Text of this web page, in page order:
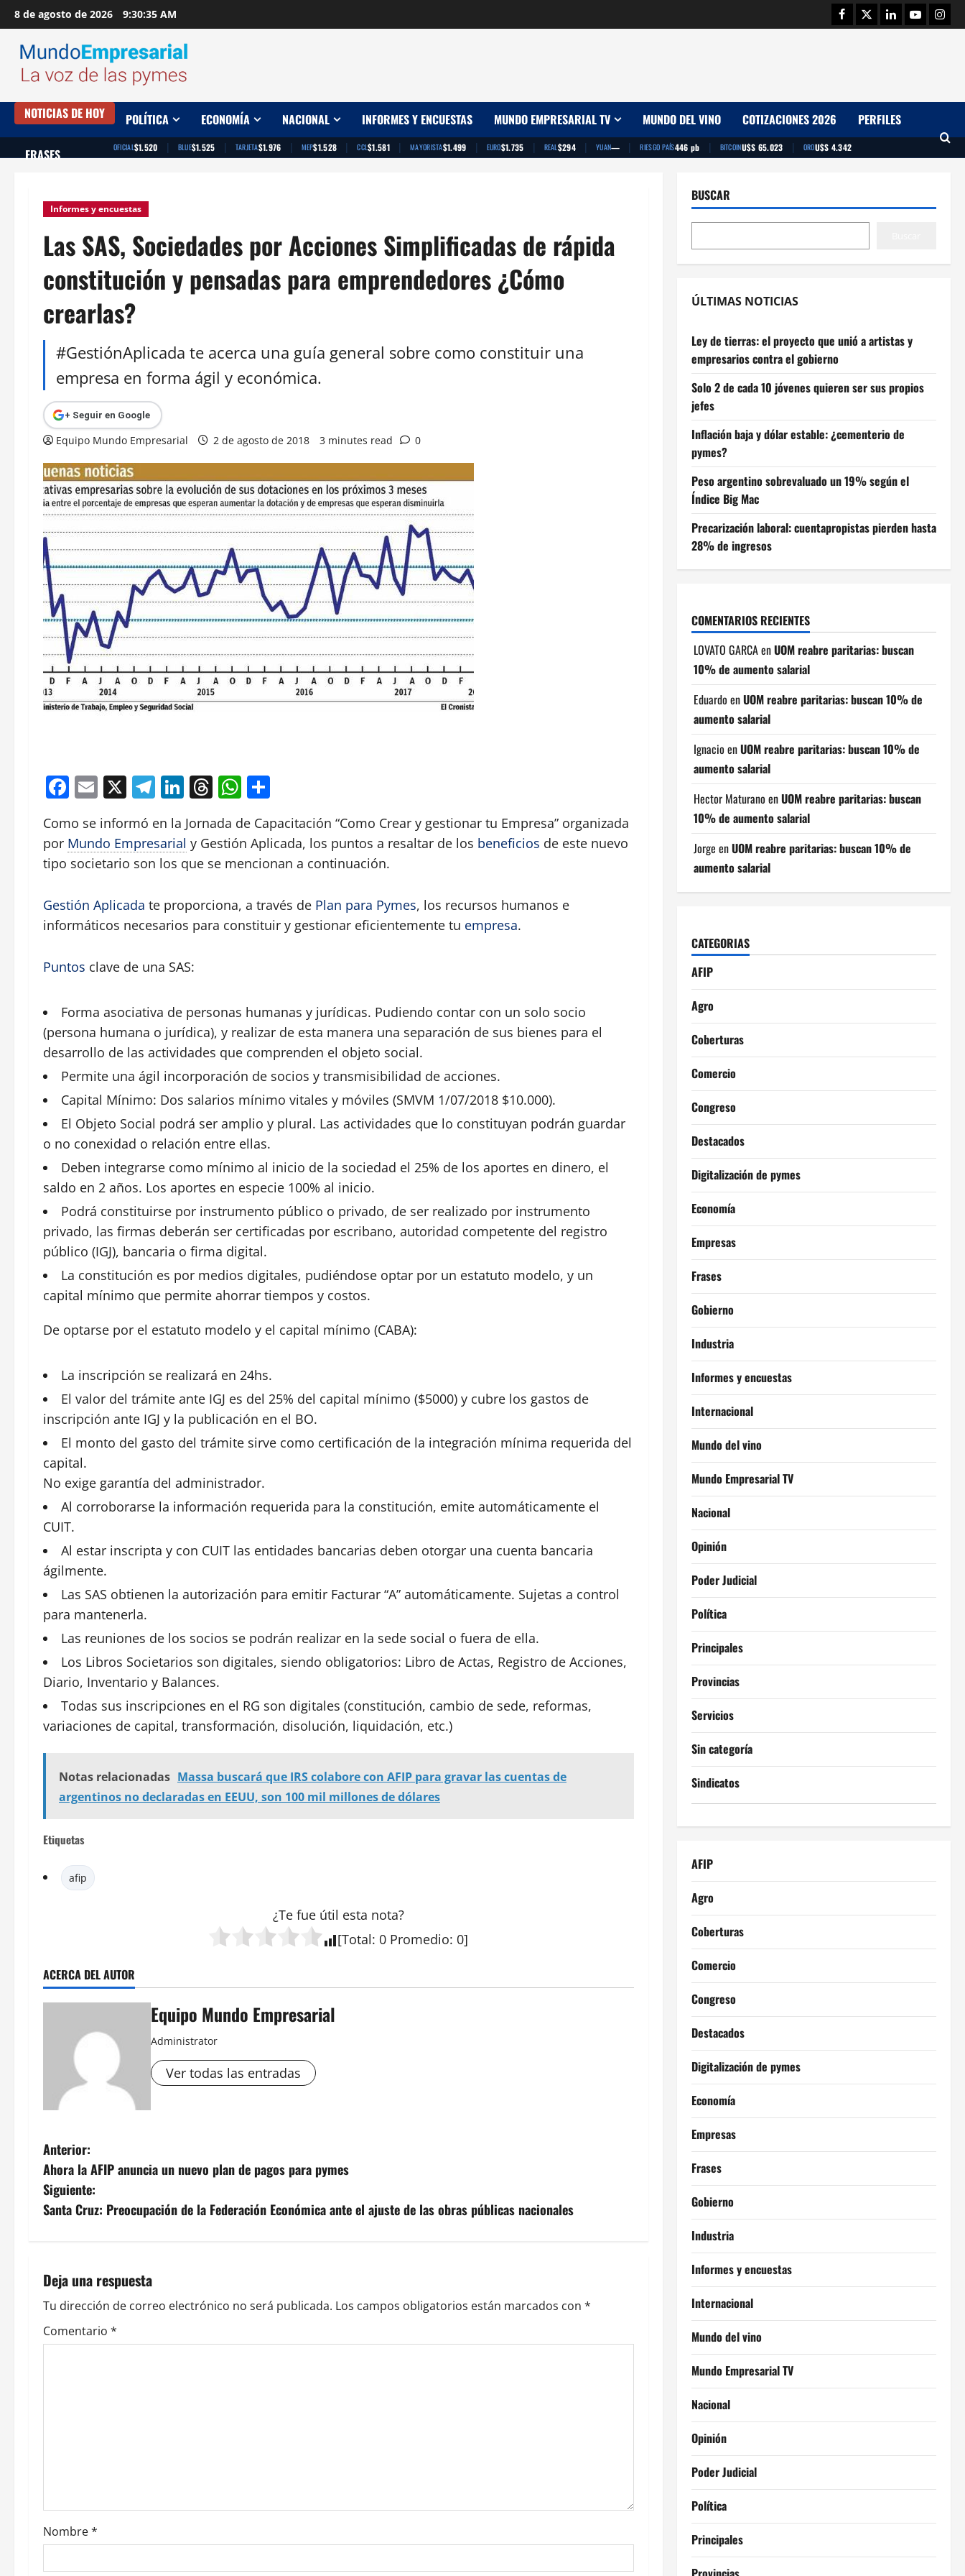
Saltar
al
contenido
8 de agosto de 2026 9:30:36 AM Facebook
TwitterLinkedinYoutube
NOTICIAS DE HOY POLÍTICA ECONOMÍA NACIONAL INFORMES Y ENCUESTAS MUNDO EMPRESARIAL TV MUNDO DEL VINO COTIZACIONES 2026 PERFILES
FRASES OFICIAL$1.520 | BLUE$1.525 | TARJETA$1.976 | MEP$1.528 | CCL$1.581 | MAYORISTA$1.499 | EURO$1.735 | REAL$294 | YUAN— | RIESGO PAÍS446 pb | BITCOINU$S 65.023 | OROU$S 4.342
Informes y encuestas
Las SAS, Sociedades por Acciones Simplificadas de rápida
constitución y pensadas para emprendedores ¿Cómo
crearlas?
#GestiónAplicada te acerca una guía general sobre como constituir una
empresa en forma ágil y económica.
+ Seguir en Google
Equipo Mundo Empresarial 2 de agosto de 2018 3 minutes read 0
Facebook
Email
X Telegram
LinkedIn
Threads
WhatsApp
Como se informó en la Jornada de Capacitación “Como Crear y gestionar tu Empresa” organizada
por Mundo Empresarial y Gestión Aplicada, los puntos a resaltar de los beneficios de este nuevo
tipo societario son los que se mencionan a continuación.
Gestión Aplicada te proporciona, a través de Plan para Pymes, los recursos humanos e
informáticos necesarios para constituir y gestionar eficientemente tu empresa.
Puntos clave de una SAS:
Forma asociativa de personas humanas y jurídicas. Pudiendo contar con un solo socio
(persona humana o jurídica), y realizar de esta manera una separación de sus bienes para el
desarrollo de las actividades que comprenden el objeto social.
Permite una ágil incorporación de socios y transmisibilidad de acciones.
Capital Mínimo: Dos salarios mínimo vitales y móviles (SMVM 1/07/2018 $10.000).
El Objeto Social podrá ser amplio y plural. Las actividades que lo constituyan podrán guardar
o no conexidad o relación entre ellas.
Deben integrarse como mínimo al inicio de la sociedad el 25% de los aportes en dinero, el
saldo en 2 años. Los aportes en especie 100% al inicio.
Podrá constituirse por instrumento público o privado, de ser realizado por instrumento
privado, las firmas deberán ser certificadas por escribano, autoridad competente del registro
público (IGJ), bancaria o firma digital.
La constitución es por medios digitales, pudiéndose optar por un estatuto modelo, y un
capital mínimo que permite ahorrar tiempos y costos.
De optarse por el estatuto modelo y el capital mínimo (CABA):
La inscripción se realizará en 24hs.
El valor del trámite ante IGJ es del 25% del capital mínimo ($5000) y cubre los gastos de
inscripción ante IGJ y la publicación en el BO.
El monto del gasto del trámite sirve como certificación de la integración mínima requerida del
capital.
No exige garantía del administrador.
Al corroborarse la información requerida para la constitución, emite automáticamente el
CUIT.
Al estar inscripta y con CUIT las entidades bancarias deben otorgar una cuenta bancaria
ágilmente.
Las SAS obtienen la autorización para emitir Facturar “A” automáticamente. Sujetas a control
para mantenerla.
Las reuniones de los socios se podrán realizar en la sede social o fuera de ella.
Los Libros Societarios son digitales, siendo obligatorios: Libro de Actas, Registro de Acciones,
Diario, Inventario y Balances.
Todas sus inscripciones en el RG son digitales (constitución, cambio de sede, reformas,
variaciones de capital, transformación, disolución, liquidación, etc.)
Notas relacionadas Massa buscará que IRS colabore con AFIP para gravar las cuentas de
argentinos no declaradas en EEUU, son 100 mil millones de dólares
Etiquetas
afip
¿Te fue útil esta nota?
[Total: 0 Promedio: 0]
ACERCA DEL AUTOR
Equipo Mundo Empresarial
Administrator
Ver todas las entradas
N
a
v
g
a
c
e
n
Anterior:
Ahora la AFIP anuncia un nuevo plan de pagos para pymes
Siguiente:
Santa Cruz: Preocupación de la Federación Económica ante el ajuste de las obras públicas nacionales
Deja una respuesta
Tu dirección de correo electrónico no será publicada. Los campos obligatorios están marcados con *
Comentario *
Nombre*
BUSCAR
ÚLTIMAS NOTICIAS
Ley de tierras: el proyecto que unió a artistas y
empresarios contra el gobierno
Solo 2 de cada 10 jóvenes quieren ser sus propios
jefes
Inflación baja y dólar estable: ¿cementerio de
pymes?
Peso argentino sobrevaluado un 19% según el
Índice Big Mac
Precarización laboral: cuentapropistas pierden hasta
28% de ingresos
COMENTARIOS RECIENTES
LOVATO GARCAenUOM reabre paritarias: buscan
10% de aumento salarial
Eduardo enUOM reabre paritarias: buscan 10% de
aumento salarial
Ignacio enUOM reabre paritarias: buscan 10% de
aumento salarial
Hector Maturano enUOM reabre paritarias: buscan
10% de aumento salarial
Jorge enUOM reabre paritarias: buscan 10% de
aumento salarial
CATEGORIAS
AFIP
Agro
Coberturas
Comercio
Congreso
Destacados
Digitalización de pymes
Economía
Empresas
Frases
Gobierno
Industria
Informes y encuestas
Internacional
Mundo del vino
Mundo Empresarial TV
Nacional
Opinión
Poder Judicial
Política
Principales
Provincias
Servicios
Sin categoría
Sindicatos
AFIP
Agro
Coberturas
Comercio
Congreso
Destacados
Digitalización de pymes
Economía
Empresas
Frases
Gobierno
Industria
Informes y encuestas
Internacional
Mundo del vino
Mundo Empresarial TV
Nacional
Opinión
Poder Judicial
Política
Principales